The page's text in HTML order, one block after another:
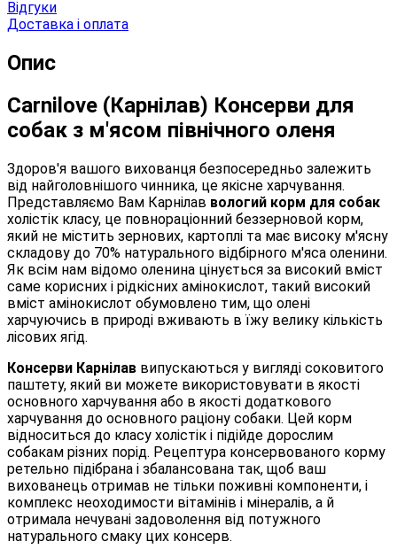
Відгуки
Доставка і оплата
Опис
Carnilove (Карнілав) Консерви для
собак з м'ясом північного оленя
Здоров'я вашого вихованця безпосередньо залежить
від найголовнішого чинника, це якісне харчування.
Представляємо Вам Карнілав вологий корм для собак
холістік класу, це повнораціонний беззерновой корм,
який не містить зернових, картоплі та має високу м'ясну
складову до 70% натурального відбірного м'яса оленини.
Як всім нам відомо оленина цінується за високий вміст
саме корисних і рідкісних амінокислот, такий високий
вміст амінокислот обумовлено тим, що олені
харчуючись в природі вживають в їжу велику кількість
лісових ягід.
Консерви Карнілав випускаються у вигляді соковитого
паштету, який ви можете використовувати в якості
основного харчування або в якості додаткового
харчування до основного раціону собаки. Цей корм
відноситься до класу холістік і підійде дорослим
собакам різних порід. Рецептура консервованого корму
ретельно підібрана і збалансована так, щоб ваш
вихованець отримав не тільки поживні компоненти, і
комплекс неоходимости вітамінів і мінералів, а й
отримала нечувані задоволення від потужного
натурального смаку цих консерв.